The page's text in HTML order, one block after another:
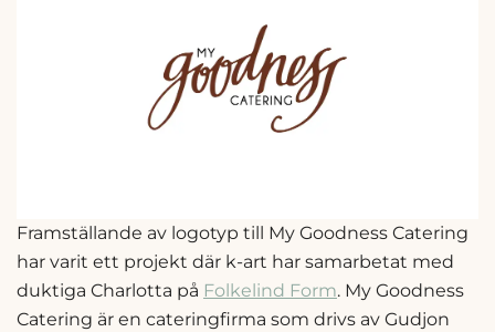
Framställande av logotyp till My Goodness Catering
har varit ett projekt där k-art har samarbetat med
duktiga Charlotta på Folkelind Form. My Goodness
Catering är en cateringfirma som drivs av Gudjon